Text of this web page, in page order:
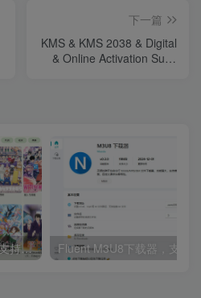
下一篇
KMS & KMS 2038 & Digital
& Online Activation Suite
Kazumi番剧采集v1.6.9：支持自定义规则+在线观看+弹幕，跨平台下载 Fluent M3U8下载器，支持